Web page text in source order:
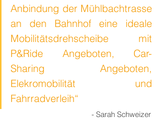
Anbindung der Mühlbachtrasse
an den Bahnhof eine ideale
Mobilitätsdrehscheibe mit
P&Ride Angeboten, Car-
Sharing Angeboten,
Elekromobilität und
Fahrradverleih“
- Sarah Schweizer